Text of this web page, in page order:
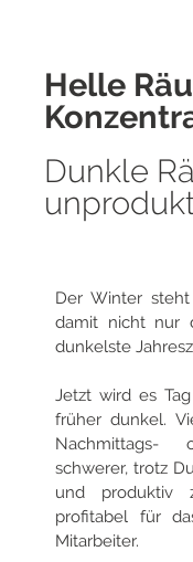
Helle
Dunkle
Der Winter
damit nicht nur
dunkelste
Jetzt wird es
früher dunkel.
Nachmittags-
schwerer, trotz
und produktiv
profitabel für
Mitarbeiter.